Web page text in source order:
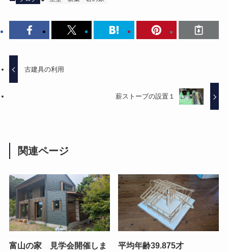
古建具の利用
薪ストーブの設置１
関連ページ
富山の家 見学会開催しま
平均年齢39.875才